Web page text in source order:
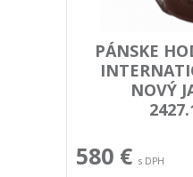
PÁNSKE
NOVÝ
580 € s DPH